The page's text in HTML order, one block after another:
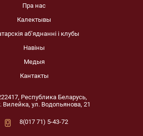
Пра нас
Калектывы
аб’яднанні і клубы
Навіны
Медыя
Кантакты
Республика Беларусь,
Вилейка, ул. Водопьянова, 21
8(017 71) 5-43-72